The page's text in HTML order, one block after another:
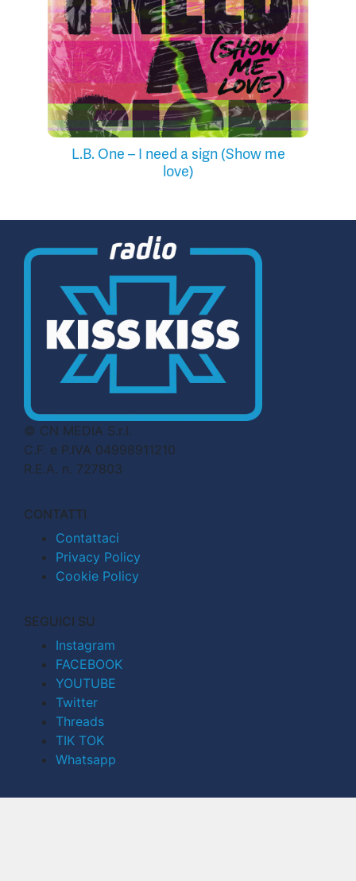
L.B. One – I need a sign (Show me
love)
© CN MEDIA S.r.l.
C.F. e P.IVA 04998911210
R.E.A. n. 727803
CONTATTI
Contattaci
Privacy Policy
Cookie Policy
SEGUICI SU
Instagram
FACEBOOK
YOUTUBE
Twitter
Threads
TIK TOK
Whatsapp